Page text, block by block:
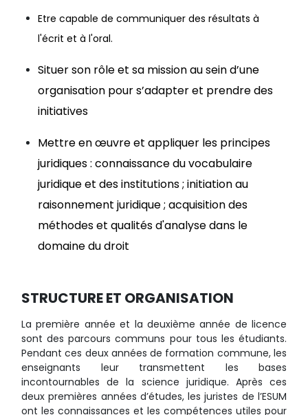
Etre capable de communiquer des résultats à
l'écrit et à l'oral.
Situer son rôle et sa mission au sein d’une
organisation pour s’adapter et prendre des
initiatives
Mettre en œuvre et appliquer les principes
juridiques : connaissance du vocabulaire
juridique et des institutions ; initiation au
raisonnement juridique ; acquisition des
méthodes et qualités d'analyse dans le
domaine du droit
STRUCTURE ET ORGANISATION
La première année et la deuxième année de licence
sont des parcours communs pour tous les étudiants.
Pendant ces deux années de formation commune, les
enseignants leur transmettent les bases
incontournables de la science juridique. Après ces
deux premières années d’études, les juristes de l’ESUM
ont les connaissances et les compétences utiles pour